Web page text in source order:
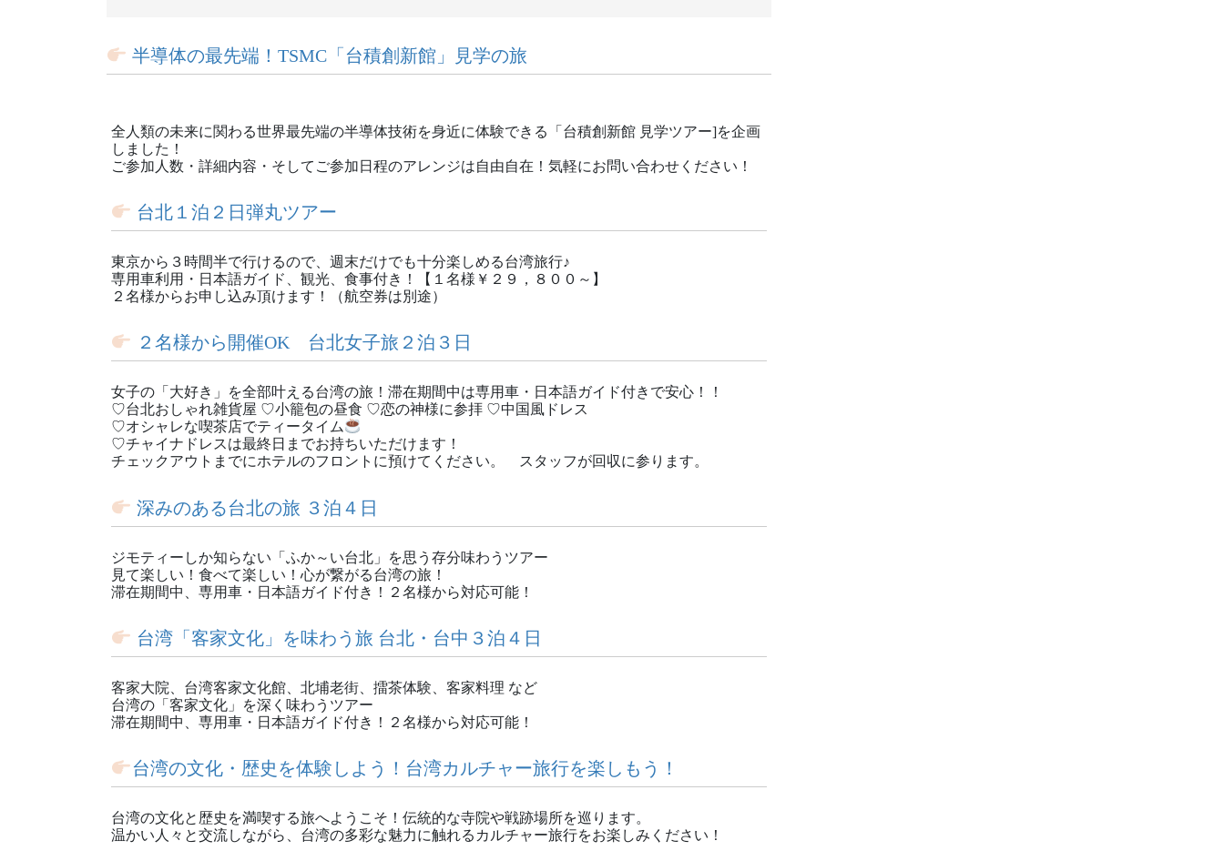
半導体の最先端！TSMC「台積創新館」見学の旅
全人類の未来に関わる世界最先端の半導体技術を身近に体験できる「台積創新館 見学ツアー]を企画
しました！
ご参加人数・詳細内容・そしてご参加日程のアレンジは自由自在！気軽にお問い合わせください！
台北１泊２日弾丸ツアー
東京から３時間半で行けるので、週末だけでも十分楽しめる台湾旅行♪
専用車利用・日本語ガイド、観光、食事付き！【１名様￥２９，８００～】
２名様からお申し込み頂けます！（航空券は別途）
２名様から開催OK 台北女子旅２泊３日
女子の「大好き」を全部叶える台湾の旅！滞在期間中は専用車・日本語ガイド付きで安心！！
♡台北おしゃれ雑貨屋 ♡小籠包の昼食 ♡恋の神様に参拝 ♡中国風ドレス
♡オシャレな喫茶店でティータイム
♡チャイナドレスは最終日までお持ちいただけます！
チェックアウトまでにホテルのフロントに預けてください。 スタッフが回収に参ります。
深みのある台北の旅 ３泊４日
ジモティーしか知らない「ふか～い台北」を思う存分味わうツアー
見て楽しい！食べて楽しい！心が繋がる台湾の旅！
滞在期間中、専用車・日本語ガイド付き！２名様から対応可能！
台湾「客家文化」を味わう旅 台北・台中３泊４日
客家大院、台湾客家文化館、北埔老街、擂茶体験、客家料理 など
台湾の「客家文化」を深く味わうツアー
滞在期間中、専用車・日本語ガイド付き！２名様から対応可能！
台湾の文化・歴史を体験しよう！台湾カルチャー旅行を楽しもう！
台湾の文化と歴史を満喫する旅へようこそ！伝統的な寺院や戦跡場所を巡ります。
温かい人々と交流しながら、台湾の多彩な魅力に触れるカルチャー旅行をお楽しみください！